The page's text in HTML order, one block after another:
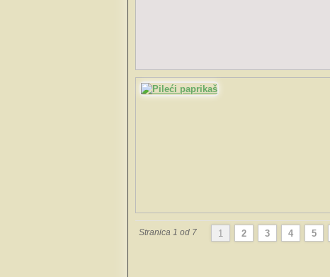
Stranica 1 od 7 1 2 3 4 5